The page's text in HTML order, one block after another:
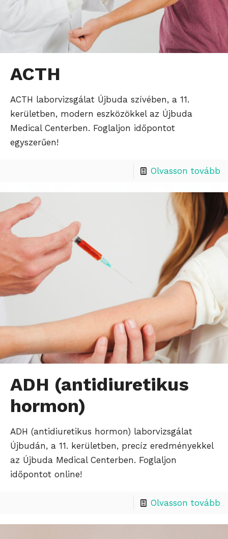
ACTH
ACTH laborvizsgálat Újbuda szívében, a 11.
kerületben, modern eszközökkel az Újbuda
Medical Centerben. Foglaljon időpontot
egyszerűen!
Olvasson tovább
ADH (antidiuretikus
hormon)
ADH (antidiuretikus hormon) laborvizsgálat
Újbudán, a 11. kerületben, precíz eredményekkel
az Újbuda Medical Centerben. Foglaljon
időpontot online!
Olvasson tovább